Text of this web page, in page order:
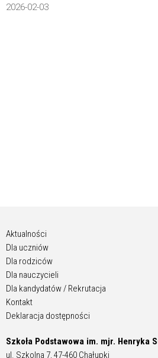
2026-02-03
Aktualności
Dla uczniów
Dla rodziców
Dla nauczycieli
Dla kandydatów / Rekrutacja
Kontakt
Deklaracja dostępności
Szkoła Podstawowa im. mjr. Henryka
ul. Szkolna 7, 47-460 Chałupki